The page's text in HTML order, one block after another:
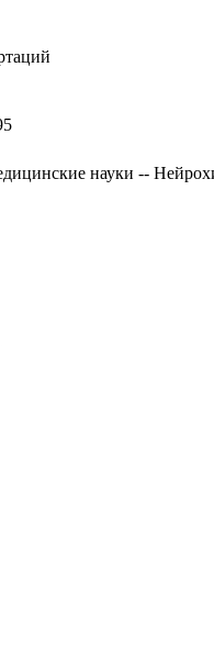
науки --